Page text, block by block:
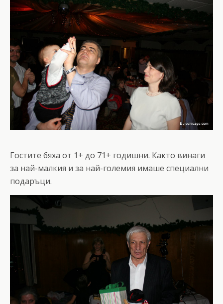
Гостите бяха от 1+ до 71+ годишни. Както винаги
за най-малкия и за най-големия имаше специални
подаръци.